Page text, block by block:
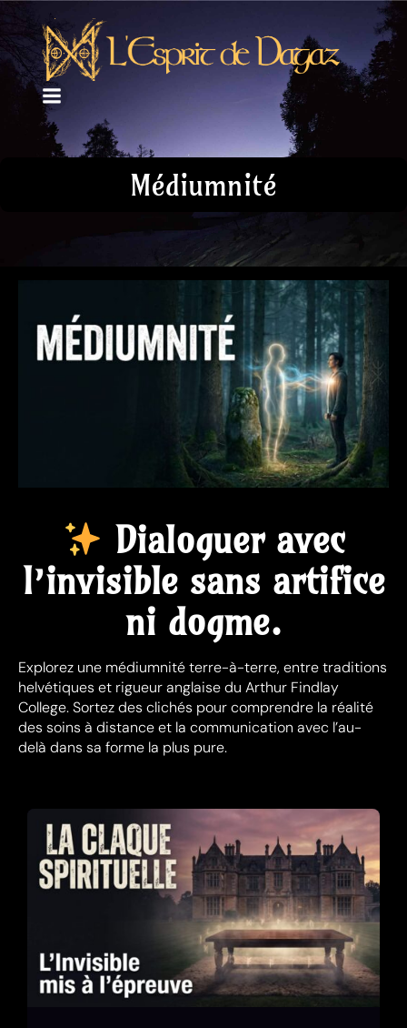
Médiumnité
Dialoguer avec
l’invisible sans artifice
ni dogme.
Explorez une médiumnité terre-à-terre, entre traditions
helvétiques et rigueur anglaise du Arthur Findlay
College. Sortez des clichés pour comprendre la réalité
des soins à distance et la communication avec l’au-
delà dans sa forme la plus pure.